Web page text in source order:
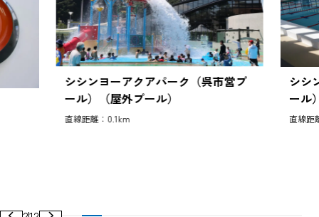
シシンヨーアクアパーク（呉市営プ
ール）（屋外プール）
直線距離：0.1km
シシ
ール
直線距